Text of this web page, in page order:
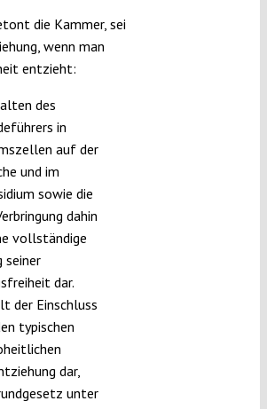
die Kammer, sei
wenn man
entzieht:
des
in
auf der
und im
sowie die
dahin
vollständige
seiner
dar.
der Einschluss
typischen
dar,
unter